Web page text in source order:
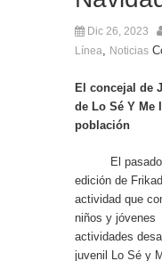
Presentado el IV
Dic 26, 2023
Línea, Noticias
El concejal de
de Lo Sé Y Me
población
El pasado
edición de
actividad que
niños y jóvenes
actividades
juvenil Lo Sé y